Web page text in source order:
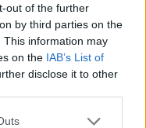
out of the further
by third parties on the
This information may
on the IAB’s List of
disclose it to other
one or more Google
ultime news